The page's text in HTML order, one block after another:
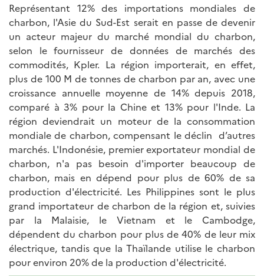
Représentant 12% des importations mondiales de
charbon, l'Asie du Sud-Est serait en passe de devenir
un acteur majeur du marché mondial du charbon,
selon le fournisseur de données de marchés des
commodités, Kpler. La région importerait, en effet,
plus de 100 M de tonnes de charbon par an, avec une
croissance annuelle moyenne de 14% depuis 2018,
comparé à 3% pour la Chine et 13% pour l'Inde. La
région deviendrait un moteur de la consommation
mondiale de charbon, compensant le déclin d’autres
marchés. L'Indonésie, premier exportateur mondial de
charbon, n'a pas besoin d'importer beaucoup de
charbon, mais en dépend pour plus de 60% de sa
production d'électricité. Les Philippines sont le plus
grand importateur de charbon de la région et, suivies
par la Malaisie, le Vietnam et le Cambodge,
dépendent du charbon pour plus de 40% de leur mix
électrique, tandis que la Thaïlande utilise le charbon
pour environ 20% de la production d'électricité.